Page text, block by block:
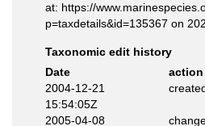
at: https://
p=taxdetails&id=135367 on
Taxonomic edit history
Date
action
2004-12-21
15:54:05Z
2005-04-08